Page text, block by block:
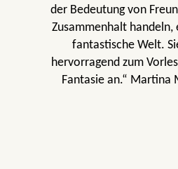
der Bedeutung von
Zusammenhalt
fantastische Welt.
hervorragend zum
Fantasie an.“ Martina